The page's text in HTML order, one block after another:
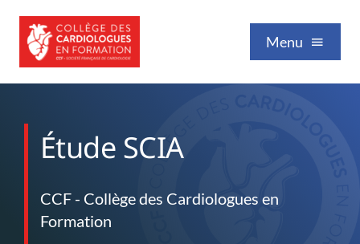
contenu
Menu
Formation / Enseignement
Étude SCIA
CCF - Collège des Cardiologues en
Formation